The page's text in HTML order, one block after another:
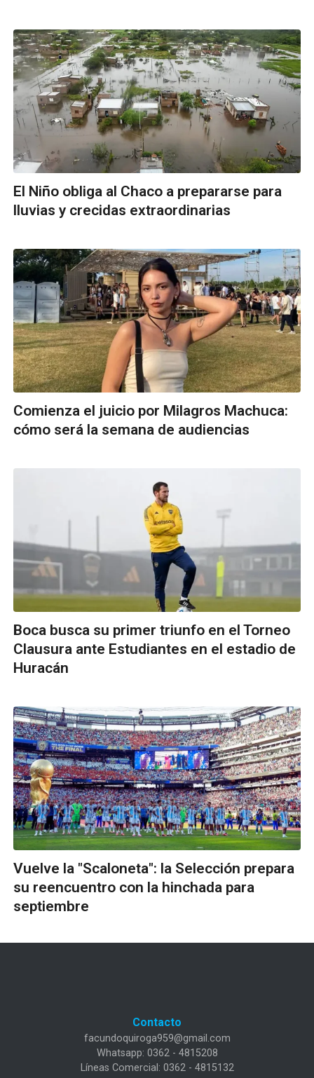
El Niño obliga al Chaco a prepararse para
lluvias y crecidas extraordinarias
Comienza el juicio por Milagros Machuca:
cómo será la semana de audiencias
Boca busca su primer triunfo en el Torneo
Clausura ante Estudiantes en el estadio de
Huracán
Vuelve la "Scaloneta": la Selección prepara
su reencuentro con la hinchada para
septiembre
Contacto
facundoquiroga959@gmail.com
Whatsapp: 0362 - 4815208
Líneas Comercial: 0362 - 4815132